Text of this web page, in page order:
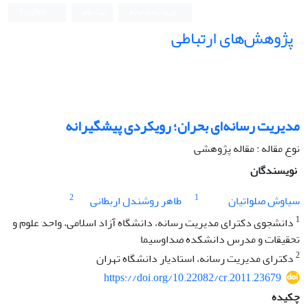
پژوهش‌های ارتباطی
مدیریت رسانه‌ای بحران؛ رویکردی پیشگیرانه
نوع مقاله : مقاله پژوهشی
نویسندگان
سیاوش صلواتیان
1 طاهر روشندل اربطانی
2
1 دانشجوی دکترای مدیریت رسانه، دانشگاه آزاد اسلامی، واحد علوم و
تحقیقات و مدرس دانشکده صداوسیما
2دکترای مدیریت رسانه، استادیار دانشگاه تهران
https://doi.org/10.22082/cr.2011.23679
چکیده